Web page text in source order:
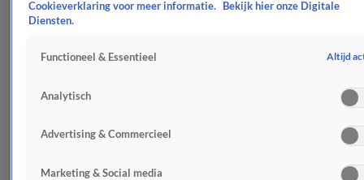
Cookieverklaring voor meer informatie.
Bekijk hier onze Digitale
Diensten.
Functioneel & Essentieel Altijd
Analytisch
Advertising & Commercieel
Marketing & Social media